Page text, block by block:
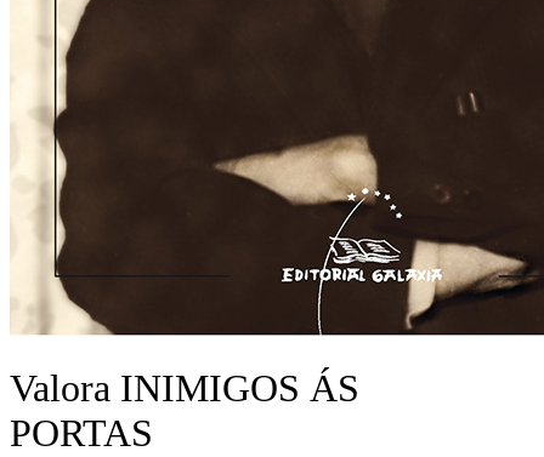
Valora INIMIGOS ÁS
PORTAS